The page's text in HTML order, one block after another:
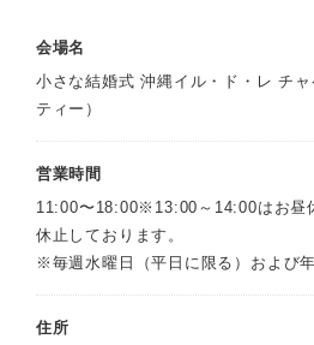
会場名
小さな結婚式 沖縄イル・ド・レ チ
ティー）
営業時間
11:00〜18:00※13:00～14:00はお昼
休止しております。
※毎週水曜日（平日に限る）および
住所